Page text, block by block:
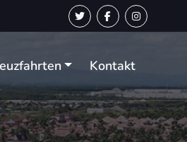
Kontakt